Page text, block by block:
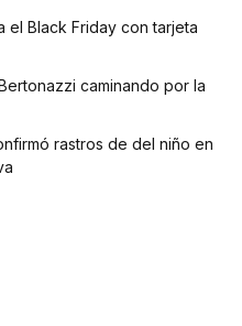
el Black Friday con tarjeta
caminando por la
rastros de del niño en